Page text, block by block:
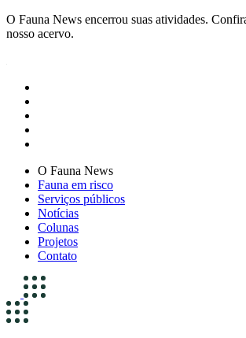
O Fauna News encerrou suas atividades.
nosso acervo.
O Fauna News
Fauna em risco
Serviços públicos
Notícias
Colunas
Projetos
Contato